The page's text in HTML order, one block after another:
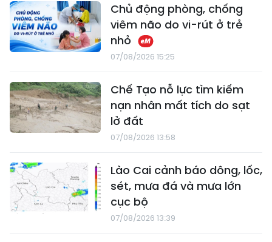
Chủ động phòng, chống
viêm não do vi-rút ở trẻ
nhỏ
07/08/2026 15:25
Chế Tạo nỗ lực tìm kiếm
nạn nhân mất tích do sạt
lở đất
07/08/2026 13:58
Lào Cai cảnh báo dông, lốc,
sét, mưa đá và mưa lớn
cục bộ
07/08/2026 13:39